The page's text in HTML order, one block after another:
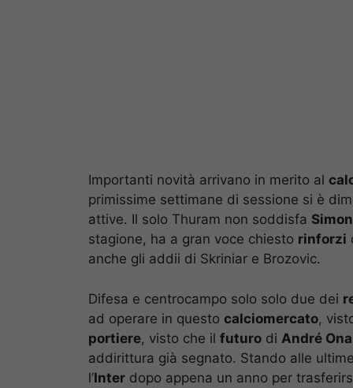
Importanti novità arrivano in merito al
primissime settimane di sessione si è
attive. Il solo Thuram non soddisfa
stagione, ha a gran voce chiesto rinforzi
anche gli addii di Skriniar e Brozovic.
Difesa e centrocampo solo solo due dei
ad operare in questo calciomercato,
portiere, visto che il futuro di André
addirittura già segnato. Stando alle
l’Inter dopo appena un anno per